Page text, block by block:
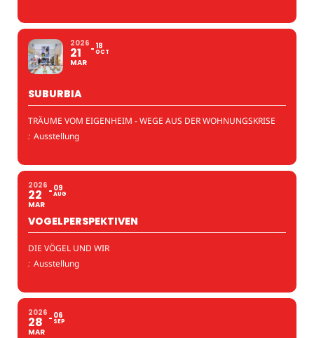
2026
21
MAR
18
OCT
SUBURBIA
TRÄUME VOM EIGENHEIM - WEGE AUS DER WOHNUNGSKRISE
: Ausstellung
2026
22
MAR
09
AUG
VOGELPERSPEKTIVEN
DIE VÖGEL UND WIR
: Ausstellung
2026
28
MAR
06
SEP